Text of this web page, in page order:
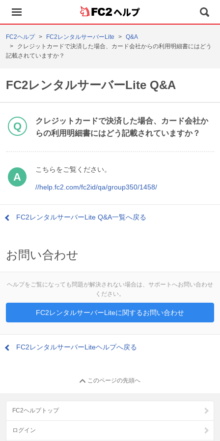
ヘルプ
FC2ヘルプ FC2レンタルサーバーLite
Q&A
クレジットカードで決済した場合、カード会社からの利用明細書にはどう
記載されていますか？
FC2レンタルサーバーLite Q&A
クレジットカードで決済した場合、カード会社か
らの利用明細書にはどう記載されていますか？
こちらをご覧ください。
//help.fc2.com/fc2id/qa/group350/1458/
FC2レンタルサーバーLite Q&A一覧へ戻る
お問い合わせ
ヘルプをご覧になっても問題が解決されない場合は、サポートへお問い合わせ
ください。
FC2レンタルサーバーLiteに関するお問い合わせ
FC2レンタルサーバーLiteヘルプへ戻る
このページの先頭へ
FC2ヘルプトップ
ログイン